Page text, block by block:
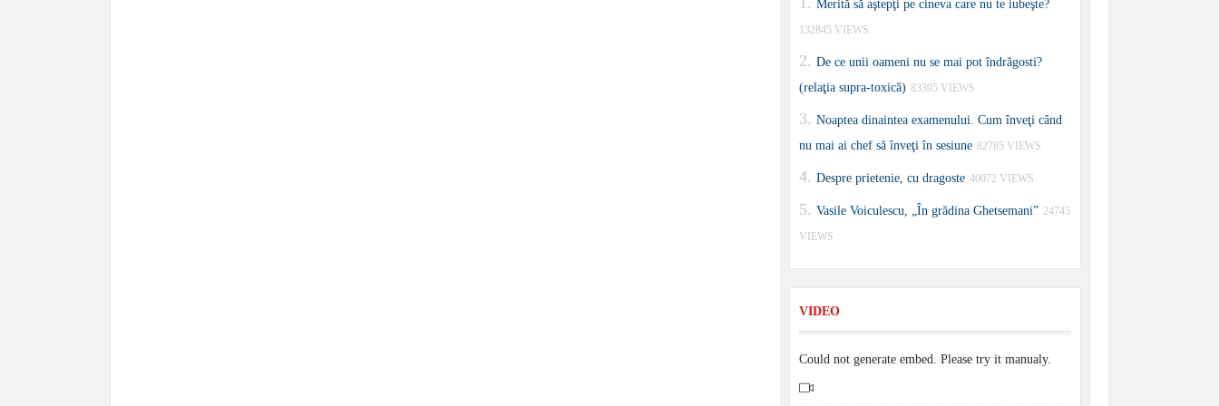
Merită să aştepţi pe cineva care nu te iubeşte?
132845 VIEWS
De ce unii oameni nu se mai pot îndrăgosti?
(relaţia supra-toxică) 83395 VIEWS
Noaptea dinaintea examenului. Cum înveţi când
nu mai ai chef să înveţi în sesiune 82785 VIEWS
Despre prietenie, cu dragoste 40072 VIEWS
Vasile Voiculescu, „În grădina Ghetsemani” 24745
VIEWS
VIDEO
Could not generate embed. Please try it manualy.